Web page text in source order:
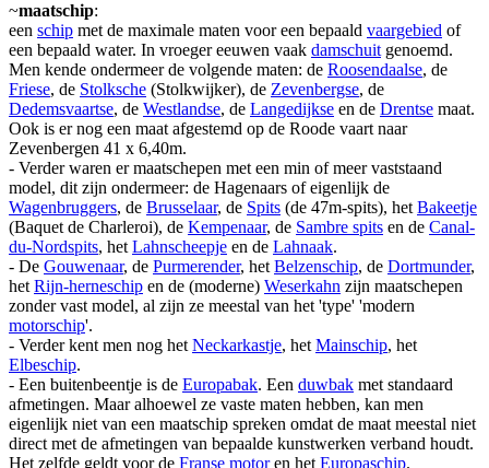
~maatschip:
een schip met de maximale maten voor een bepaald vaargebied of
een bepaald water. In vroeger eeuwen vaak damschuit genoemd.
Men kende ondermeer de volgende maten: de Roosendaalse, de
Friese, de Stolksche (Stolkwijker), de Zevenbergse, de
Dedemsvaartse, de Westlandse, de Langedijkse en de Drentse maat.
Ook is er nog een maat afgestemd op de Roode vaart naar
Zevenbergen 41 x 6,40m.
- Verder waren er maatschepen met een min of meer vaststaand
model, dit zijn ondermeer: de Hagenaars of eigenlijk de
Wagenbruggers, de Brusselaar, de Spits (de 47m-spits), het Bakeetje
(Baquet de Charleroi), de Kempenaar, de Sambre spits en de Canal-
du-Nordspits, het Lahnscheepje en de Lahnaak.
- De Gouwenaar, de Purmerender, het Belzenschip, de Dortmunder,
het Rijn-herneschip en de (moderne) Weserkahn zijn maatschepen
zonder vast model, al zijn ze meestal van het 'type' 'modern
motorschip'.
- Verder kent men nog het Neckarkastje, het Mainschip, het
Elbeschip.
- Een buitenbeentje is de Europabak. Een duwbak met standaard
afmetingen. Maar alhoewel ze vaste maten hebben, kan men
eigenlijk niet van een maatschip spreken omdat de maat meestal niet
direct met de afmetingen van bepaalde kunstwerken verband houdt.
Het zelfde geldt voor de Franse motoren het Europaschip.